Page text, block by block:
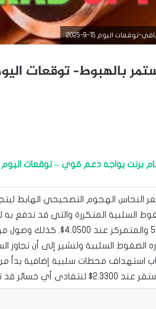
اليوم 15-9-2025
توقعات اليوم 13-11-
يواجه دعم قوي – توقعات اليوم 13-11-2024
السلبية المتكررة والتي قد تدفع
المتحرك 55 والمتمركز
الضغوط السلبية ولنشير إلى أن تجاوز
تغيير الاتجاه السلبي للتداولات الحالية.